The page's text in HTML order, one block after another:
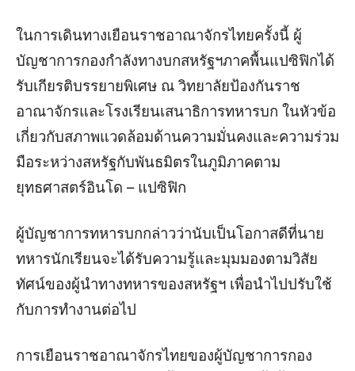
ในการเดินทางเยือนราชอาณาจักรไทยครั้งนี้ ผู้
บัญชาการกองกำลังทางบกสหรัฐฯภาคพื้นแปซิฟิกได้
รับเกียรติบรรยายพิเศษ ณ วิทยาลัยป้องกันราช
อาณาจักรและโรงเรียนเสนาธิการทหารบก ในหัวข้อ
เกี่ยวกับสภาพแวดล้อมด้านความมั่นคงและความร่วม
มือระหว่างสหรัฐกับพันธมิตรในภูมิภาคตาม
ยุทธศาสตร์อินโด – แปซิฟิก
ผู้บัญชาการทหารบกกล่าวว่านับเป็นโอกาสดีที่นาย
ทหารนักเรียนจะได้รับความรู้และมุมมองตามวิสัย
ทัศน์ของผู้นำทางทหารของสหรัฐฯ เพื่อนำไปปรับใช้
กับการทำงานต่อไป
การเยือนราชอาณาจักรไทยของผู้บัญชาการกอง